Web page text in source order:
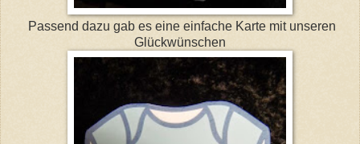
Passend dazu gab es eine einfache Karte mit unseren
Glückwünschen